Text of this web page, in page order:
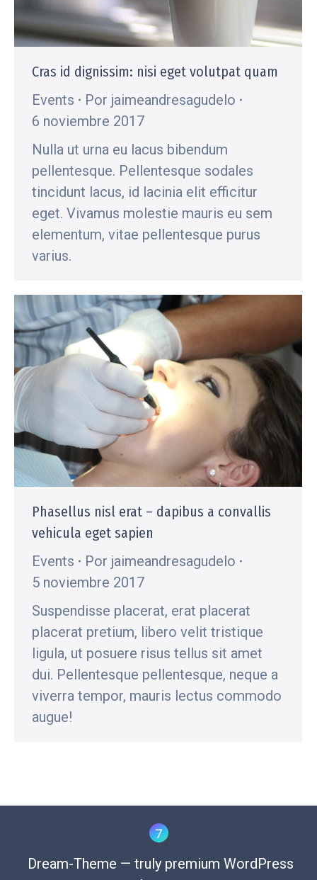
Cras id dignissim: nisi eget volutpat quam
Events
Por jaimeandresagudelo
6 noviembre 2017
Nulla ut urna eu lacus bibendum
pellentesque. Pellentesque sodales
tincidunt lacus, id lacinia elit efficitur
eget. Vivamus molestie mauris eu sem
elementum, vitae pellentesque purus
varius.
Phasellus nisl erat – dapibus a convallis
vehicula eget sapien
Events
Por jaimeandresagudelo
5 noviembre 2017
Suspendisse placerat, erat placerat
placerat pretium, libero velit tristique
ligula, ut posuere risus tellus sit amet
dui. Pellentesque pellentesque, neque a
viverra tempor, mauris lectus commodo
augue!
Dream-Theme — truly premium WordPress